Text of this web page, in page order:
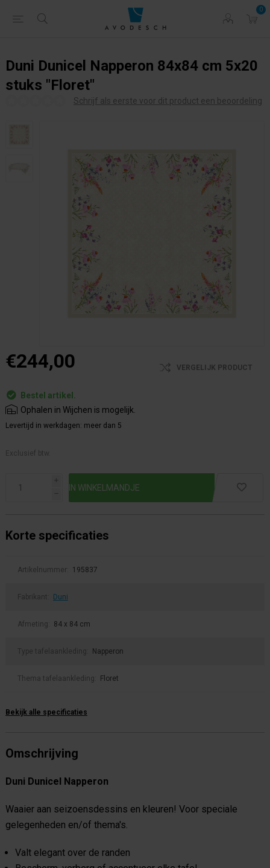
0
Duni Dunicel Napperon 84x84 cm 5x20
stuks "Floret"
Schrijf als eerste voor dit product een beoordeling
€244,00 VERGELIJK PRODUCT
Bestel artikel.
Ophalen in Wijchen is mogelijk.
Levertijd in werkdagen: meer dan 5
Exclusief btw.
i
h
Korte specificaties
Artikelnummer: 195837
Fabrikant: Duni
Afmeting: 84 x 84 cm
Type tafelaankleding: Napperon
Thema tafelaankleding: Floret
Bekijk alle specificaties
Omschrijving
Duni Dunicel Napperon
Waaier aan seizoensdessins en kleuren! Voor speciale
gelegenheden en/of thema's.
Valt elegant over de randen